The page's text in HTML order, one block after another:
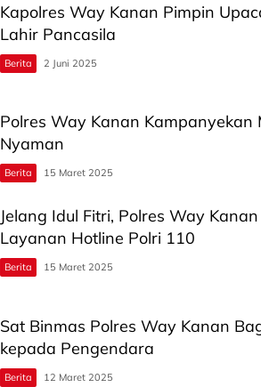
Kapolres Way Kanan Pimpin
Lahir Pancasila
Berita 2 Juni 2025
Polres Way Kanan Kampanyekan
Nyaman
Berita 15 Maret 2025
Jelang Idul Fitri, Polres Way
Layanan Hotline Polri 110
Berita 15 Maret 2025
Sat Binmas Polres Way Kanan
kepada Pengendara
Berita 12 Maret 2025